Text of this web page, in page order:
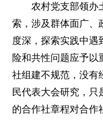
农村党支部领办
索，涉及群体面广、
度深，探索实践中遇
险和共性问题应予以
社组建不规范，没有
民代表大会研究，
的合作社章程对合作